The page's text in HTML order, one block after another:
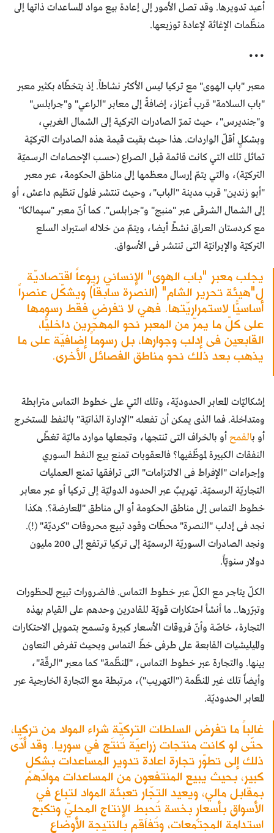
أعيد تدويرها. وقد تصل الأمور إلى إعادة بيع مواد المساعدات ذاتها إلى
منظّمات الإغاثة لإعادة توزيعها.
•••
معبر "باب الهوى" مع تركيا ليس الأكثر نشاطاً. إذ يتخطّاه بكثير معبر
"باب السلامة" قرب أعزاز، إضافةً إلى معابر "الراعي" و"جرابلس"
و"جنديرس"، حيث تمرّ الصادرات التركية إلى الشمال الغربي،
وبشكلٍ أقلّ الواردات. هذا حيث بقيت قيمة هذه الصادرات التركيّة
تماثل تلك التي كانت قائمة قبل الصراع (حسب الإحصاءات الرسميّة
التركيّة)، والتي يتمّ إرسال معظمها إلى مناطق الحكومة، عبر معبر
"أبو زندين" قرب مدينة "الباب"، وحيث تنتشر فلول تنظيم داعش، أو
إلى الشمال الشرقى عبر "منبج" و"جرابلس". كما أنّ معبر "سيمالكا"
مع كردستان العراق نشطٌ أيضا، ويتمّ من خلاله استيراد السلع
التركيّة والإيرانيّة التى تنتشر فى الأسواق.
يجلب معبر "باب الهوى" الإنساني ريوعاً اقتصاديّة
ل"هيئة تحرير الشام" (النصرة سابقاً) ويشكّل عنصراً
أساسيّاً لاستمراريّتها. فهي لا تفرض فقط رسومها
على كلّ ما يمرّ من المعبر نحو المهجّرين داخليّاً،
القابعين فى إدلب وجوارها، بل رسوماً إضافيّة على ما
يذهب بعد ذلك نحو مناطق الفصائل الأخرى.
إشكاليّات المعابر الحدوديّة، وتلك التي على خطوط التماس مترابطة
ومتداخلة. فما الذى يمكن أن تفعله "الإدارة الذاتيّة" بالنفط المستخرج
أو بالقمحأو بالخراف التى تنتجها، وتجعلها موارد ماليّة تغطّى
النفقات الكبيرة لموظّفيها؟ فالعقوبات تمنع بيع النفط السوري
وإجراءات "الإفراط فى الالتزامات" التى ترافقها تمنع العمليات
التجاريّة الرسميّة. تهريبٌ عبر الحدود الدوليّة إلى تركيا أو عبر معابر
خطوط التماس إلى مناطق الحكومة أو الى مناطق "المعارضة؟. هكذا
نجد فى إدلب "النصرة" محطّات وقود تبيع محروقات "كرديّة" (!).
ونجد الصادرات السوريّة الرسميّة إلى تركيا ترتفع إلى 200 مليون
دولار سنويّاً.
الكلّ يتاجر مع الكلّ عبر خطوط التماس. فالضرورات تبيح المحظورات
وتبرّرها.. ما أنشأ احتكارات قويّة للقادرين وحدهم على القيام بهذه
التجارة، خاصّة وأنّ فروقات الأسعار كبيرة وتسمح بتمويل الاحتكارات
والميليشيات القابعة على طرفى خطّ التماس وبحيث تفرض التعاون
بينها. والتجارة عبر خطوط التماس، "المنظّمة" كما معبر "الرقّة"،
وأيضاً تلك غير المنظّمة ("التهريب")، مرتبطة مع التجارة الخارجية عبر
المعابر الحدوديّة.
غالباً ما تفرض السلطات التركيّة شراء المواد من تركيا،
حتّى لو كانت منتجات زراعيّة تُنتَج في سوريا. وقد أدّى
ذلك إلى تطوّر تجارة اعادة تدوير المساعدات بشكلٍ
كبير، بحيث يبيع المنتفعون من المساعدات موادّهم
بمقابل مالي، ويعيد التجّار تعبئة المواد لتباع في
الأسواق بأسعارٍ بخسة تُحبِط الإنتاج المحليّ وتكبح
استدامة المجتمعات، وتُفاقٍم بالنتيجة الأوضاع